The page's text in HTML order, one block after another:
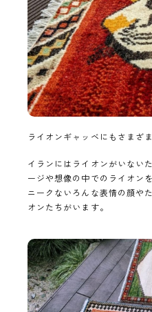
ライオンギャッベにもさまざ
イランにはライオンがいない
ージや想像の中でのライオン
ニークないろんな表情の顔や
オンたちがいます。